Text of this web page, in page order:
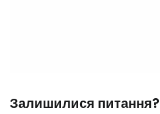
Залишилися питання?